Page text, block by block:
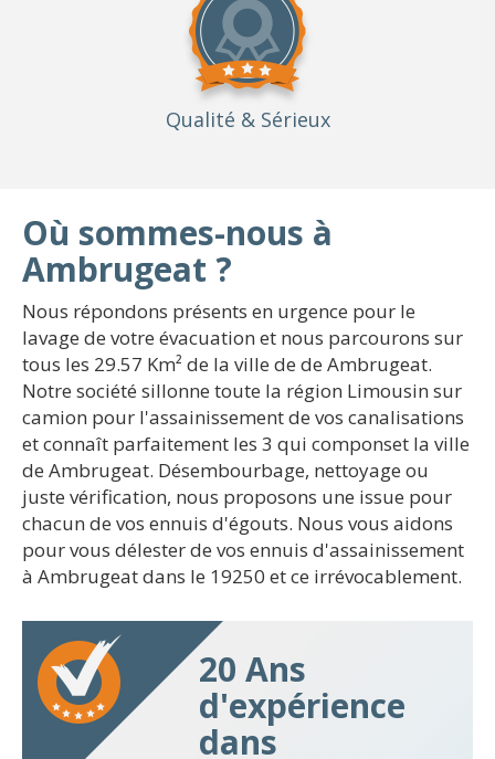
Qualité & Sérieux
Où sommes-nous à
Ambrugeat ?
Nous répondons présents en urgence pour le
lavage de votre évacuation et nous parcourons sur
tous les 29.57 Km² de la ville de de Ambrugeat.
Notre société sillonne toute la région Limousin sur
camion pour l'assainissement de vos canalisations
et connaît parfaitement les 3 qui componset la ville
de Ambrugeat. Désembourbage, nettoyage ou
juste vérification, nous proposons une issue pour
chacun de vos ennuis d'égouts. Nous vous aidons
pour vous délester de vos ennuis d'assainissement
à Ambrugeat dans le 19250 et ce irrévocablement.
20 Ans
d'expérience
dans